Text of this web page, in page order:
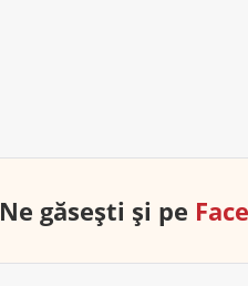
Ne găsești și pe